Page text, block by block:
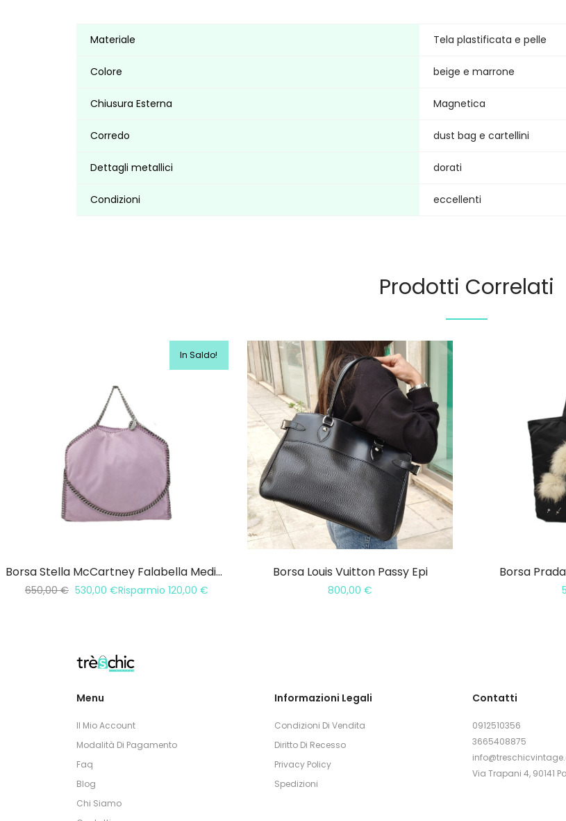
Materiale Tela plastificata e pelle
Colore beige e marrone
Chiusura Esterna Magnetica
Corredo dust bag e cartellini
Dettagli metallici dorati
Condizioni eccellenti
Prodotti Correlati
In Saldo!
Borsa Stella McCartney Falabella Media 3 Catene
650,00€ 530,00 €Risparmio 120,00 €
Borsa Louis Vuitton Passy Epi
800,00 €
Borsa
Menu
Il Mio Account
Modalità Di Pagamento
Faq
Blog
Chi Siamo
Informazioni Legali
Condizioni Di Vendita
Diritto Di Recesso
Privacy Policy
Spedizioni
Contatti
0912510356
3665408875
Via Trapani 4, 90141